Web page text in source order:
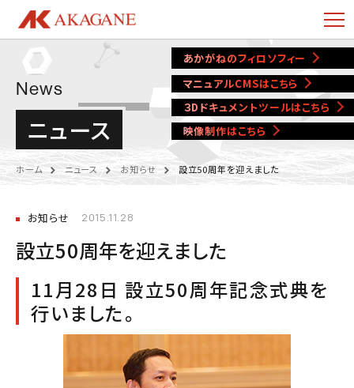
あかがねのフィロソフィー
マニュアルCMSはこちら
３Dドキュメントツールはこちら
映像制作はこちら
News
ニュース
ホーム ニュース お知らせ 設立50周年を迎えました
お知らせ 2015.11.28
設立50周年を迎えました
11月28日 設立50周年記念式典を
行いました。